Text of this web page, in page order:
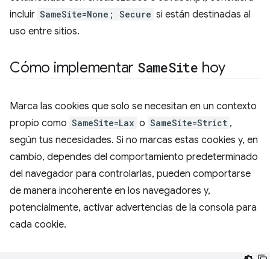
incluir SameSite=None; Secure si están destinadas al
uso entre sitios.
Cómo implementar SameSite hoy
Marca las cookies que solo se necesitan en un contexto
propio como SameSite=Lax o SameSite=Strict ,
según tus necesidades. Si no marcas estas cookies y, en
cambio, dependes del comportamiento predeterminado
del navegador para controlarlas, pueden comportarse
de manera incoherente en los navegadores y,
potencialmente, activar advertencias de la consola para
cada cookie.